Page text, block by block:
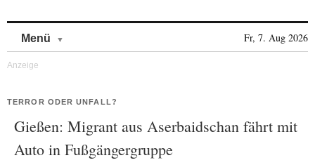
Menü Fr, 7. Aug 2026
TERROR ODER UNFALL?
Gießen: Migrant aus Aserbaidschan fährt mit
Auto in Fußgängergruppe